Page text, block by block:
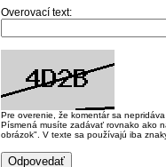
Overovací text:
Pre overenie, že komentár sa
Písmená musíte zadávať rovnako ako
obrázok". V texte sa používajú iba